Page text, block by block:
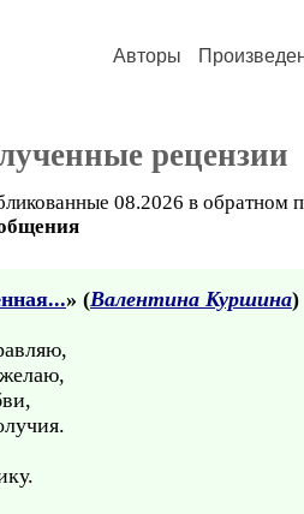
Авторы
рецензии
08.2026 в обратном
» (Валентина Куршина)